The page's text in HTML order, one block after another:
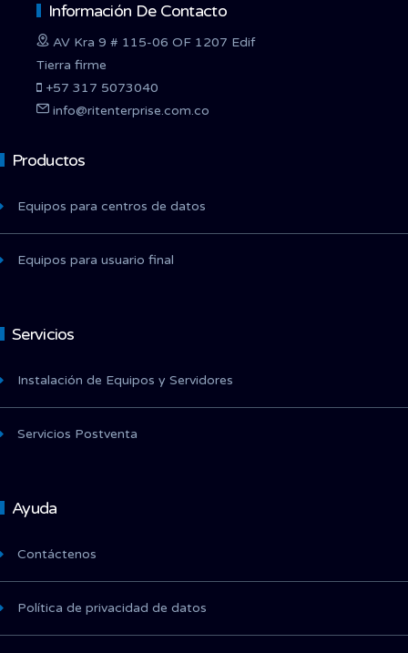
Información De Contacto
AV Kra 9 # 115-06 OF 1207 Edif
Tierra firme
+57 317 5073040
info@ritenterprise.com.co
Productos
Equipos para centros de datos
Equipos para usuario final
Servicios
Instalación de Equipos y Servidores
Servicios Postventa
Ayuda
Contáctenos
Política de privacidad de datos